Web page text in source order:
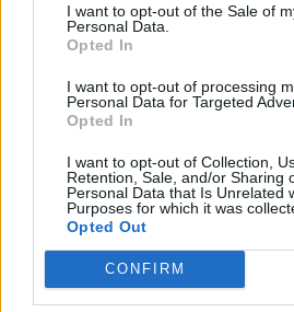
I want to opt-out of the Sale of
Personal Data.
Opted In
I want to opt-out of processing
Personal Data for Targeted
Opted In
I want to opt-out of Collection,
Retention, Sale, and/or Sharing
Personal Data that Is Unrelated
Purposes for which it was
Opted Out
CONFIRM
Σχετικά Άρθρα